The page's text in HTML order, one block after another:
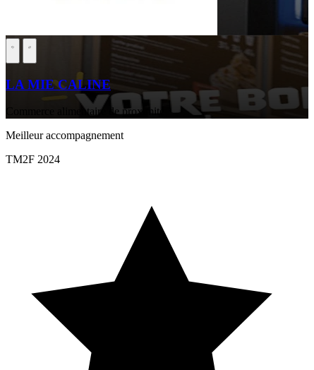
LA MIE CALINE
Commerce alimentaire de proximité
Meilleur accompagnement
TM2F 2024